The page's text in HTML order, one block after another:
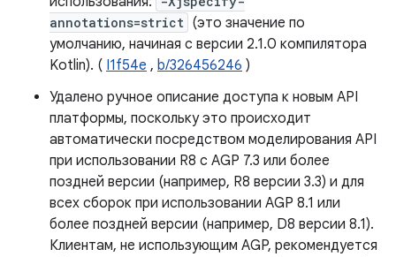
annotations=strict (это значение по
умолчанию, начиная с версии 2.1.0 компилятора
Kotlin). ( I1f54e , b/326456246 )
Удалено ручное описание доступа к новым API
платформы, поскольку это происходит
автоматически посредством моделирования API
при использовании R8 с AGP 7.3 или более
поздней версии (например, R8 версии 3.3) и для
всех сборок при использовании AGP 8.1 или
более поздней версии (например, D8 версии 8.1).
Клиентам, не использующим AGP, рекомендуется